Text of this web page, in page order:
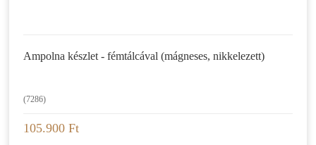
Ampolna készlet - fémtálcával (mágneses, nikkelezett)
(7286)
105.900 Ft